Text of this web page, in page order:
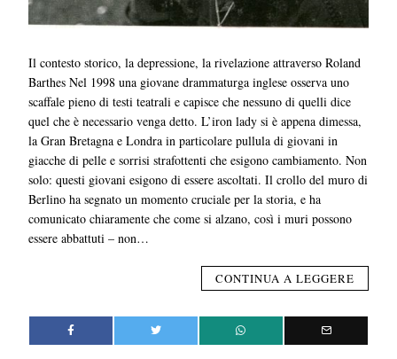
Il contesto storico, la depressione, la rivelazione attraverso Roland
Barthes Nel 1998 una giovane drammaturga inglese osserva uno
scaffale pieno di testi teatrali e capisce che nessuno di quelli dice
quel che è necessario venga detto. L’iron lady si è appena dimessa,
la Gran Bretagna e Londra in particolare pullula di giovani in
giacche di pelle e sorrisi strafottenti che esigono cambiamento. Non
solo: questi giovani esigono di essere ascoltati. Il crollo del muro di
Berlino ha segnato un momento cruciale per la storia, e ha
comunicato chiaramente che come si alzano, così i muri possono
essere abbattuti – non…
CONTINUA A LEGGERE